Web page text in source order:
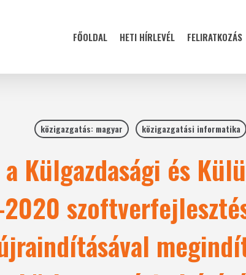
FŐOLDAL HETI HÍRLEVÉL FELIRATKOZÁS
közigazgatás: magyar közigazgatási informatika
Külgazdasági és
2020